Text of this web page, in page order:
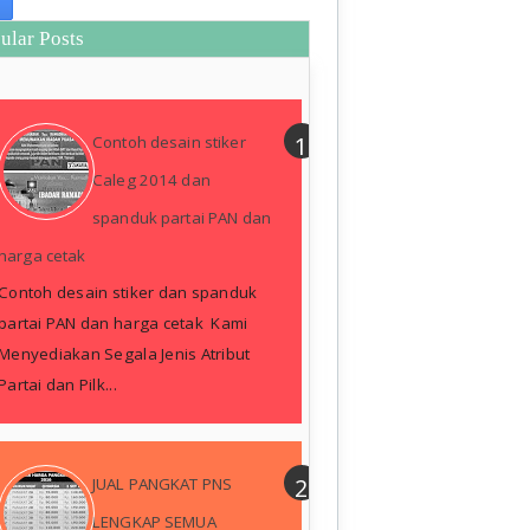
Posts
Contoh desain stiker
Caleg 2014 dan
spanduk partai PAN dan
cetak
desain stiker dan spanduk
PAN dan harga cetak Kami
Segala Jenis Atribut
dan Pilk...
JUAL PANGKAT PNS
LENGKAP SEMUA